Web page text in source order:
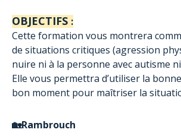
OBJECTIFS :
Cette formation vous montrera
de situations critiques (agression
nuire ni à la personne avec autisme
Elle vous permettra d’utiliser la
bon moment pour maîtriser la
🏡Rambrouch